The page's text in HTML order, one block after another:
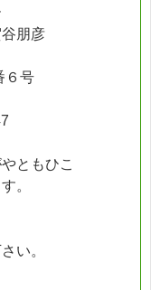
朋彦
６号
ともひこ
。
い。